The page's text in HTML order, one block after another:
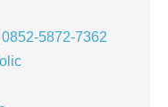
5872-7362